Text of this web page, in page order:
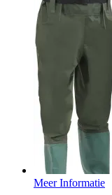
Meer Informatie